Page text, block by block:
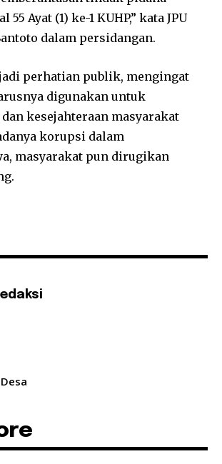
Ayat (1) ke-1 KUHP,” kata JPU
dalam persidangan.
perhatian publik, mengingat
digunakan untuk
kesejahteraan masyarakat
korupsi dalam
masyarakat pun dirugikan